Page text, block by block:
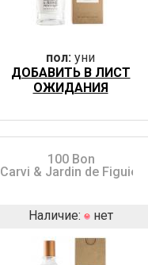
пол: уни
ДОБАВИТЬ В ЛИСТ
ОЖИДАНИЯ
100 Bon
Carvi & Jardin de Figuier
Наличие: нет